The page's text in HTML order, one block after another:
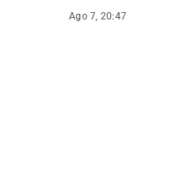
Ago 7, 20:47